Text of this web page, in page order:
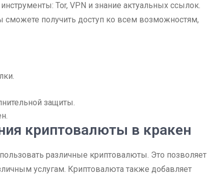
Tor, VPN и знание актуальных ссылок.
получить доступ ко всем возможностям,
защиты.
криптовалюты в кракен
различные криптовалюты. Это позволяет
услугам. Криптовалюта также добавляет